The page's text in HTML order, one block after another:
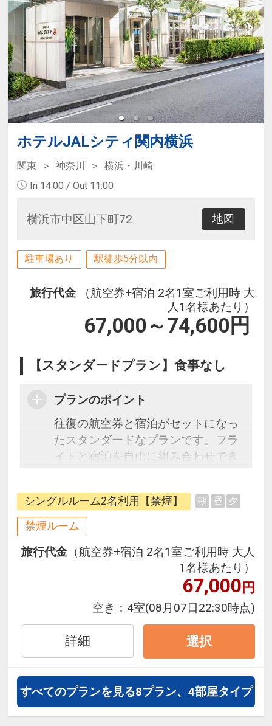
ホテルJALシティ関内横浜
関東 神奈川
横浜・川崎
In 14:00 / Out 11:00
横浜市中区山下町72 地図
駐車場あり 駅徒歩5分以内
旅行代金
（航空券+宿泊 2名1室ご利用時 大
人1名様あたり）
67,000～74,600 円
【スタンダードプラン】食事なし
プランのポイント
往復の航空券と宿泊がセットになっ
たスタンダードなプランです。フラ
イトと宿泊を自由に組み合わせでき
一都市滞在はもちろん周遊旅行にも
最適！
旅行期間中の1泊だけの宿泊や延
泊・飛び泊なども自由自在です。
フライトは、安心のJAL（または
JALグループ）確約！フライトマイ
オプションでレンタカーや現地交
約）が可能なプランもございます。
シングルルーム2名利用【禁煙】 朝 昼 夕
禁煙ルーム
旅行代金 （航空券+宿泊 2名1室ご利用時 大人
1名様あたり）
67,000円
空き： 4室(08月07日22:30時点)
詳細 選択
すべてのプランを見る8プラン、4部屋タイプ